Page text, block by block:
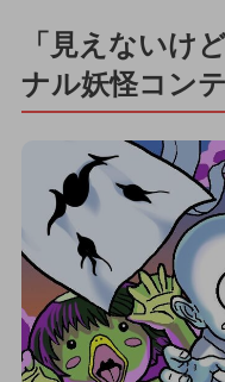
「見えないけ
ナル妖怪コン